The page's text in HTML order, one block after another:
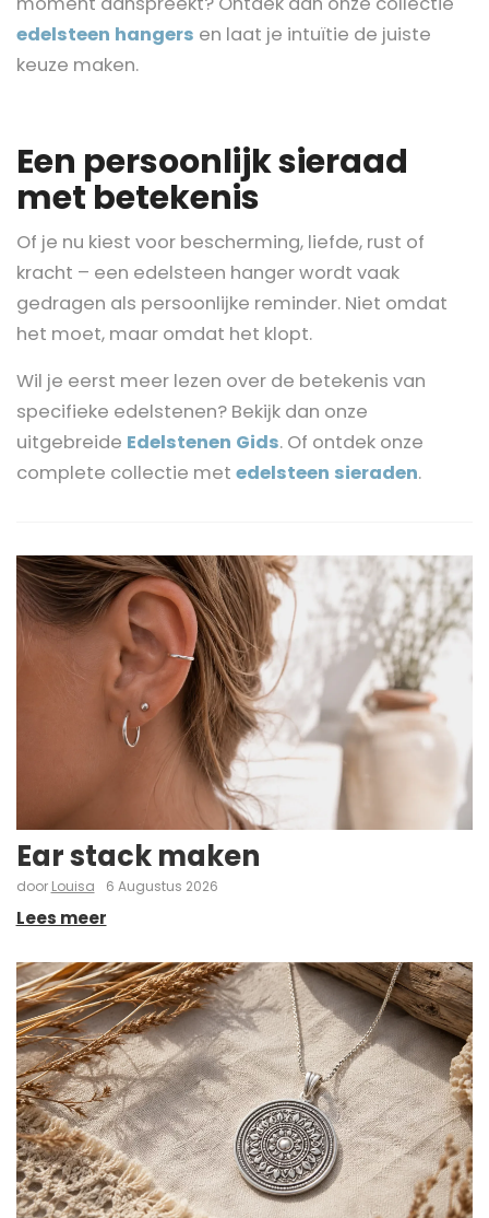
edelsteen hangers en laat je intuïtie de juiste
keuze maken.
Een persoonlijk sieraad
met betekenis
Of je nu kiest voor bescherming, liefde, rust of
kracht – een edelsteen hanger wordt vaak
gedragen als persoonlijke reminder. Niet omdat
het moet, maar omdat het klopt.
Wil je eerst meer lezen over de betekenis van
specifieke edelstenen? Bekijk dan onze
uitgebreide Edelstenen Gids. Of ontdek onze
complete collectie met edelsteen sieraden.
Ear stack maken
door Louisa 6 Augustus 2026
Lees meer